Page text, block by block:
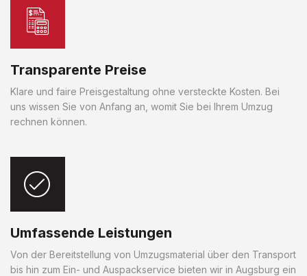
Transparente Preise
Klare und faire Preisgestaltung ohne versteckte Kosten. Bei
uns wissen Sie von Anfang an, womit Sie bei Ihrem Umzug
rechnen können.
Umfassende Leistungen
Von der Bereitstellung von Umzugsmaterial über den Transport
bis hin zum Ein- und Auspackservice bieten wir in Augsburg ein